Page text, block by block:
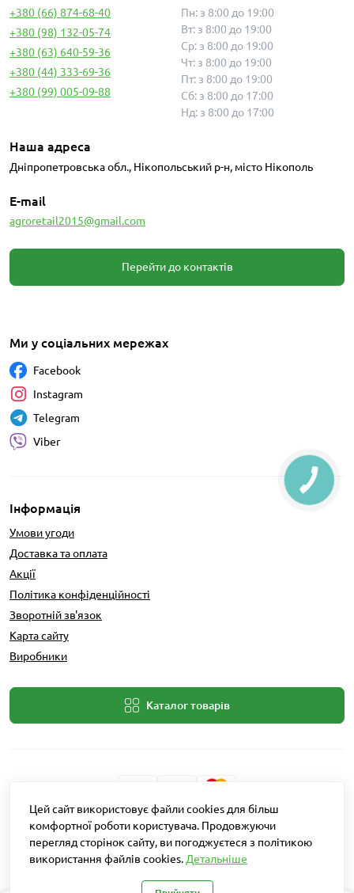
+380 (66) 874-68-40
+380 (98) 132-05-74
+380 (63) 640-59-36
+380 (44) 333-69-36
+380 (99) 005-09-88
Пн: з 8:00 до 19:00
Вт: з 8:00 до 19:00
Ср: з 8:00 до 19:00
Чт: з 8:00 до 19:00
Пт: з 8:00 до 19:00
Сб: з 8:00 до 17:00
Нд: з 8:00 до 17:00
Наша адреса
Дніпропетровська обл., Нікопольський р-н, місто Нікополь
E-mail
agroretail2015@gmail.com
Перейти до контактів
Інформація
Умови угоди
Доставка та оплата
Акції
Політика конфіденційності
Зворотній зв'язок
Карта сайту
Виробники
Каталог товарів
Ми у соціальних мережах
Facebook
Instagram
Telegram
Viber
Розробник: Intent Solutions
Агро Рітейл © 2026
Цей сайт використовує файли cookies для більш
комфортної роботи користувача. Продовжуючи
перегляд сторінок сайту, ви погоджуєтеся з політикою
використання файлів cookies. Детальніше